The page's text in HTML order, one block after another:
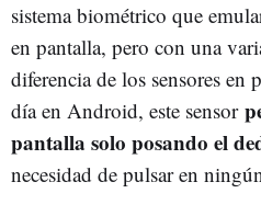
sistema biométrico que
en pantalla, pero con una
diferencia de los sensores en
día en Android, este sensor
pantalla solo posando el
necesidad de pulsar en